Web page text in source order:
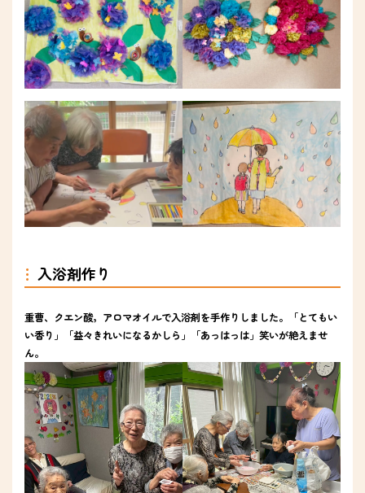
入浴剤作り
重曹、クエン酸，アロマオイルで入浴剤を手作りしました。「とてもい
い香り」「益々きれいになるかしら」「あっはっは」笑いが絶えませ
ん。